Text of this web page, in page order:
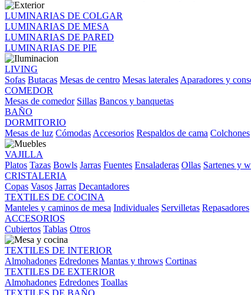
LUMINARIAS DE COLGAR
LUMINARIAS DE MESA
LUMINARIAS DE PARED
LUMINARIAS DE PIE
LIVING
Sofas Butacas Mesas de centro Mesas laterales Aparadores y
COMEDOR
Mesas de comedor Sillas Bancos y banquetas
BAÑO
DORMITORIO
Mesas de luz Cómodas Accesorios Respaldos de cama Colchones
VAJILLA
Platos Tazas Bowls Jarras Fuentes Ensaladeras Ollas Sartenes y
CRISTALERIA
Copas Vasos Jarras Decantadores
TEXTILES DE COCINA
Manteles y caminos de mesa Individuales Servilletas Repasadores
ACCESORIOS
Cubiertos Tablas Otros
TEXTILES DE INTERIOR
Almohadones Edredones Mantas y throws Cortinas
TEXTILES DE EXTERIOR
Almohadones Edredones Toallas
TEXTILES DE BAÑO